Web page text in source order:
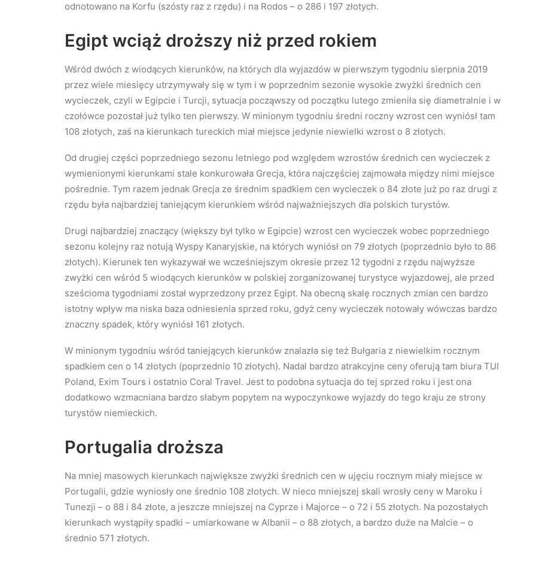
odnotowano na Korfu (szósty raz z rzędu) i na Rodos – o 286 i 197 złotych.
Egipt wciąż droższy niż przed rokiem
Wśród dwóch z wiodących kierunków, na których dla wyjazdów w pierwszym tygodniu sierpnia 2019
przez wiele miesięcy utrzymywały się w tym i w poprzednim sezonie wysokie zwyżki średnich cen
wycieczek, czyli w Egipcie i Turcji, sytuacja począwszy od początku lutego zmieniła się diametralnie i w
czołówce pozostał już tylko ten pierwszy. W minionym tygodniu średni roczny wzrost cen wyniósł tam
108 złotych, zaś na kierunkach tureckich miał miejsce jedynie niewielki wzrost o 8 złotych.
Od drugiej części poprzedniego sezonu letniego pod względem wzrostów średnich cen wycieczek z
wymienionymi kierunkami stale konkurowała Grecja, która najczęściej zajmowała między nimi miejsce
pośrednie. Tym razem jednak Grecja ze średnim spadkiem cen wycieczek o 84 złote już po raz drugi z
rzędu była najbardziej taniejącym kierunkiem wśród najważniejszych dla polskich turystów.
Drugi najbardziej znaczący (większy był tylko w Egipcie) wzrost cen wycieczek wobec poprzedniego
sezonu kolejny raz notują Wyspy Kanaryjskie, na których wyniósł on 79 złotych (poprzednio było to 86
złotych). Kierunek ten wykazywał we wcześniejszym okresie przez 12 tygodni z rzędu najwyższe
zwyżki cen wśród 5 wiodących kierunków w polskiej zorganizowanej turystyce wyjazdowej, ale przed
sześcioma tygodniami został wyprzedzony przez Egipt. Na obecną skalę rocznych zmian cen bardzo
istotny wpływ ma niska baza odniesienia sprzed roku, gdyż ceny wycieczek notowały wówczas bardzo
znaczny spadek, który wyniósł 161 złotych.
W minionym tygodniu wśród taniejących kierunków znalazła się też Bułgaria z niewielkim rocznym
spadkiem cen o 14 złotych (poprzednio 10 złotych). Nadal bardzo atrakcyjne ceny oferują tam biura TUI
Poland, Exim Tours i ostatnio Coral Travel. Jest to podobna sytuacja do tej sprzed roku i jest ona
dodatkowo wzmacniana bardzo słabym popytem na wypoczynkowe wyjazdy do tego kraju ze strony
turystów niemieckich.
Portugalia droższa
Na mniej masowych kierunkach największe zwyżki średnich cen w ujęciu rocznym miały miejsce w
Portugalii, gdzie wyniosły one średnio 108 złotych. W nieco mniejszej skali wrosły ceny w Maroku i
Tunezji – o 88 i 84 złote, a jeszcze mniejszej na Cyprze i Majorce – o 72 i 55 złotych. Na pozostałych
kierunkach wystąpiły spadki – umiarkowane w Albanii – o 88 złotych, a bardzo duże na Malcie – o
średnio 571 złotych.